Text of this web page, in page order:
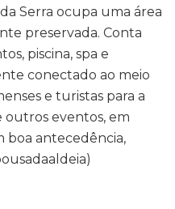
Serra ocupa uma área
preservada. Conta
piscina, spa e
conectado ao meio
e turistas para a
outros eventos, em
boa antecedência,